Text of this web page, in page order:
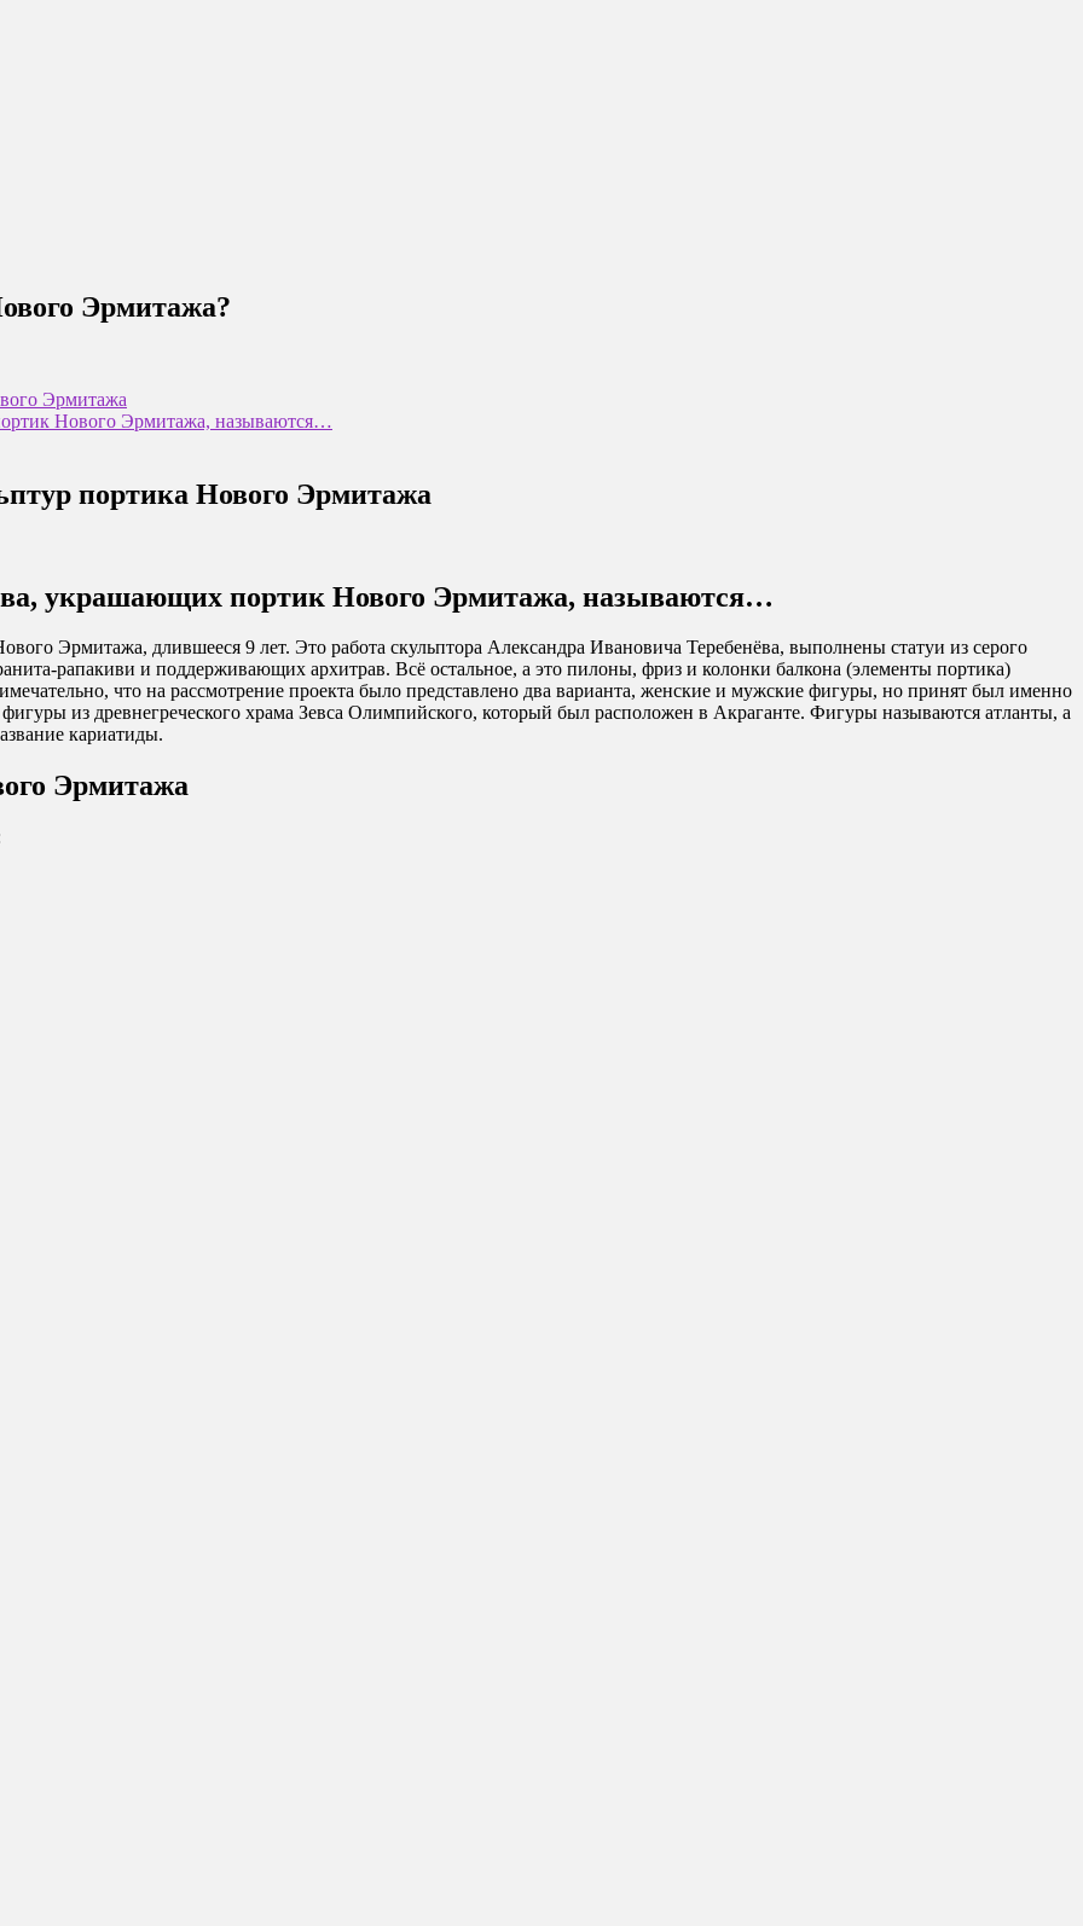
Эрмитажа?
Эрмитажа
Нового Эрмитажа, называются…
портика Нового Эрмитажа
украшающих портик Нового Эрмитажа, называются…
Эрмитажа, длившееся 9 лет. Это работа скульптора Александра Ивановича Теребенёва, выполнены статуи из серого
рапакиви и поддерживающих архитрав. Всё остальное, а это пилоны, фриз и колонки балкона (элементы портика)
что на рассмотрение проекта было представлено два варианта, женские и мужские фигуры, но принят был именно
из древнегреческого храма Зевса Олимпийского, который был расположен в Акраганте. Фигуры называются атланты, а
кариатиды.
Эрмитажа